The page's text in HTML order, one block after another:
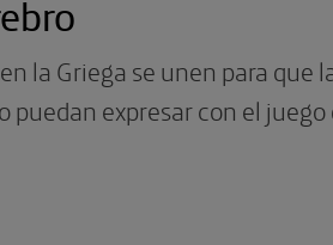
la Griega se unen para que
expresar con el juego